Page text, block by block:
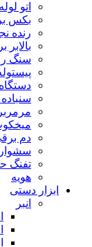
اتو
بکس
رنده
بالابر
سنگ
مرمربر
دم
تفنگ
هویه
ابزار دستی
انبر